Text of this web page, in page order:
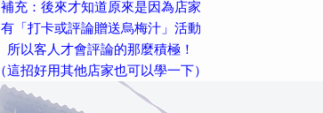
補充：後來才知道原來是因為店家
有「打卡或評論贈送烏梅汁」活動
所以客人才會評論的那麼積極！
（這招好用其他店家也可以學一下）